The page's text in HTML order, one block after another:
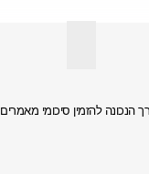
הנכונה להזמין סיכומי מאמרים